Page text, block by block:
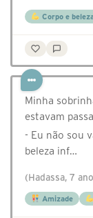
Corpo e
Minha
estavam
- Eu não sou
beleza inf…
(Hadassa, 7
Amizade